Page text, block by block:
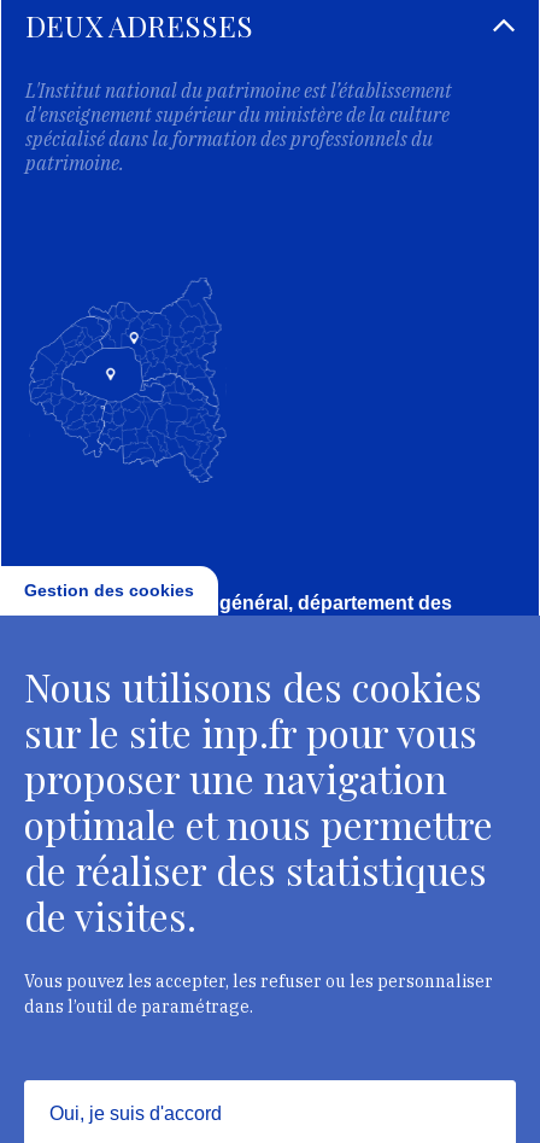
DEUX ADRESSES
L'Institut national du patrimoine est l’établissement
d'enseignement supérieur du ministère de la culture
spécialisé dans la formation des professionnels du
patrimoine.
Direction, secrétariat général, département des
2 rue Vivienne - 75002 Paris
Tél. : + 33 1 44 41 16 41
Contacts
Département des restaurateurs
124 rue Henri Barbusse - 93300 Aubervilliers
Contacts
Gestion des cookies
Nous utilisons des cookies
sur le site inp.fr pour vous
proposer une navigation
optimale et nous permettre
de réaliser des statistiques
de visites.
Vous pouvez les accepter, les refuser ou les personnaliser
dans l’outil de paramétrage.
Oui, je suis d'accord